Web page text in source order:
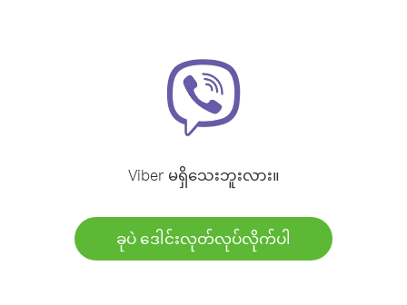
Viber မရှိသေးဘူးလား။
ခုပဲ ဒေါင်းလုတ်လုပ်လိုက်ပါ